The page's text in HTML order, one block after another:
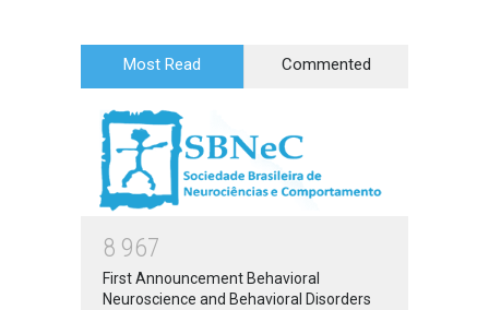
Most Read Commented
8 967
First Announcement Behavioral
Neuroscience and Behavioral Disorders